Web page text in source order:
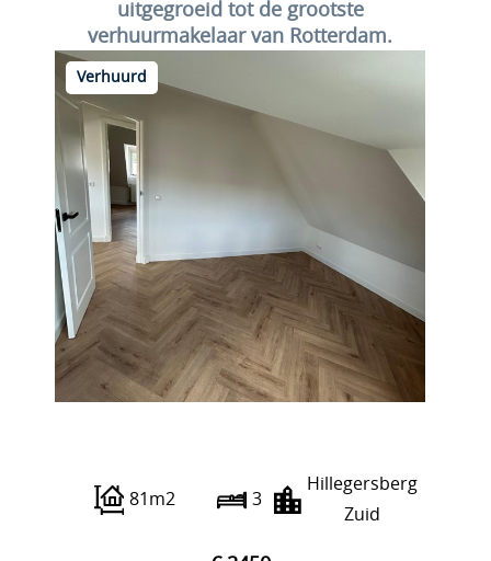
uitgegroeid tot de grootste
verhuurmakelaar van Rotterdam.
Verhuurd
81m2 3
Hillegersberg
Zuid